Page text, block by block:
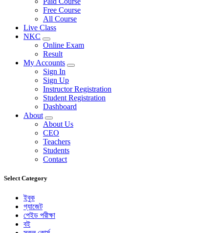
Free Course
All Course
Live Class
NKC
Online Exam
Result
My Accounts
Sign In
Sign Up
Instructor Registration
Student Registration
Dashboard
About
About Us
CEO
Teachers
Students
Contact
Select Category
ইবুক
গ্যাজেট
পেইড পরীক্ষা
বই